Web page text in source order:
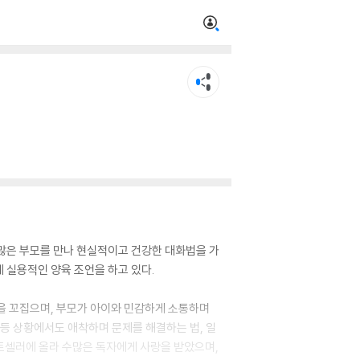
부모를 만나 현실적이고 건강한 대화법을 가
실용적인 양육 조언을 하고 있다.
꼬집으며, 부모가 아이와 민감하게 소통하며
상황에서도 애착하며 문제를 해결하는 법, 일
러에 올라 수많은 독자에게 사랑을 받았으며,